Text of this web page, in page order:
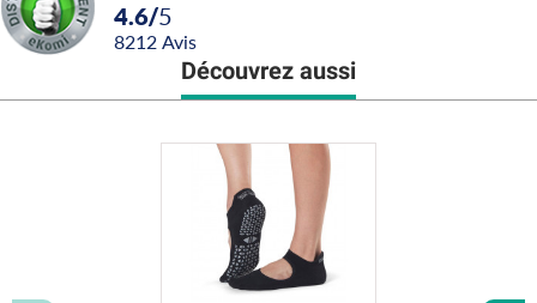
4.6/5
8212 avis
Découvrez aussi